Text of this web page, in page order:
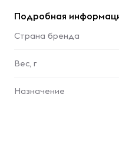
воспалительные
снижению болевых
Способствует
сердца.
Улучшение
здоровье мозга и может
Подробная
Страна бренда
Вес, г
Назначение